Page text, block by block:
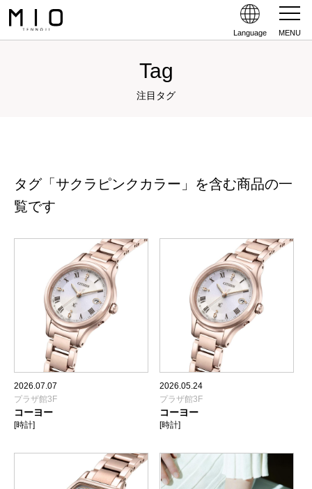
Language MENU
Tag
注目タグ
タグ「サクラピンクカラー」を含む商品の一
覧です
2026.07.07
プラザ館3F
コーヨー
[時計]
2026.05.24
プラザ館3F
コーヨー
[時計]